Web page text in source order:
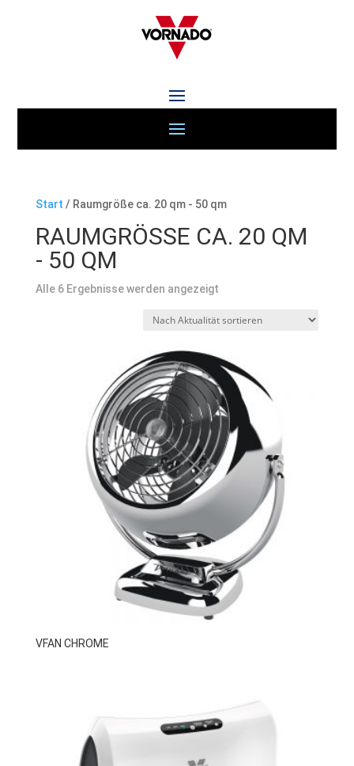
Start / Raumgröße ca. 20 qm - 50 qm
RAUMGRÖSSE CA. 20 QM -
50 QM
Alle 6 Ergebnisse werden angezeigtNach
sortiert
VFAN CHROME